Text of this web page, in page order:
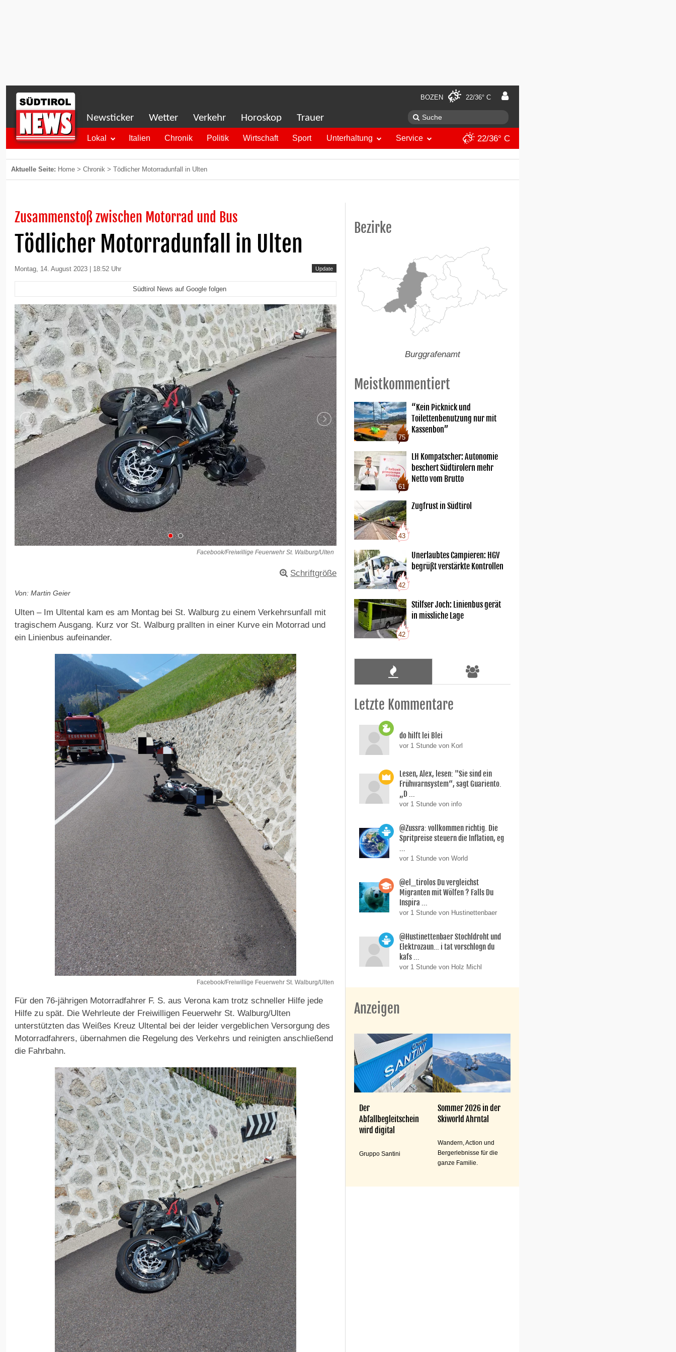
BOZEN 22/36° C
Newsticker Wetter Verkehr Horoskop Trauer
Lokal Italien Chronik Politik Wirtschaft Sport Unterhaltung Service 22/36° C
Aktuelle Seite: Home > Chronik > Tödlicher Motorradunfall in Ulten
Zusammenstoß zwischen Motorrad und Bus
Tödlicher Motorradunfall in Ulten
Montag, 14. August 2023 | 18:52 Uhr Update
Südtirol News auf Google folgen
Facebook/Freiwillige Feuerwehr St. Walburg/Ulten
Schriftgröße
Von: Martin Geier
Ulten – Im Ultental kam es am Montag bei St. Walburg zu einem Verkehrsunfall mit
tragischem Ausgang. Kurz vor St. Walburg prallten in einer Kurve ein Motorrad und
ein Linienbus aufeinander.
Facebook/Freiwillige Feuerwehr St. Walburg/Ulten
Für den 76-jährigen Motorradfahrer F. S. aus Verona kam trotz schneller Hilfe jede
Hilfe zu spät. Die Wehrleute der Freiwilligen Feuerwehr St. Walburg/Ulten
unterstützten das Weißes Kreuz Ultental bei der leider vergeblichen Versorgung des
Motorradfahrers, übernahmen die Regelung des Verkehrs und reinigten anschließend
die Fahrbahn.
Bezirke
Burggrafenamt
Meistkommentiert
75
“Kein Picknick und
Toilettenbenutzung nur mit
Kassenbon”
61
LH Kompatscher: Autonomie
beschert Südtirolern mehr
Netto vom Brutto
43
Zugfrust in Südtirol
42
Unerlaubtes Campieren: HGV
begrüßt verstärkte Kontrollen
42
Stilfser Joch: Linienbus gerät
in missliche Lage
Letzte Kommentare
do hilft lei Blei
vor 1 Stunde von Korl
Lesen, Alex, lesen: "Sie sind ein
Frühwarnsystem“, sagt Guariento.
„D ...
vor 1 Stunde von info
@Zussra: vollkommen richtig. Die
Spritpreise steuern die Inflation, eg
...
vor 1 Stunde von World
@el_tirolos Du vergleichst
Migranten mit Wölfen ? Falls Du
Inspira ...
vor 1 Stunde von Hustinettenbaer
@Hustinettenbaer Stochldroht und
Elektrozaun… i tat vorschlogn du
kafs ...
vor 1 Stunde von Holz Michl
Anzeigen
Der
Abfallbegleitschein
wird digital
Gruppo Santini
Sommer 2026 in der
Skiworld Ahrntal
Wandern, Action und
Bergerlebnisse für die
ganze Familie.